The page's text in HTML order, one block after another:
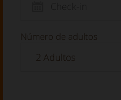
Número de adultos